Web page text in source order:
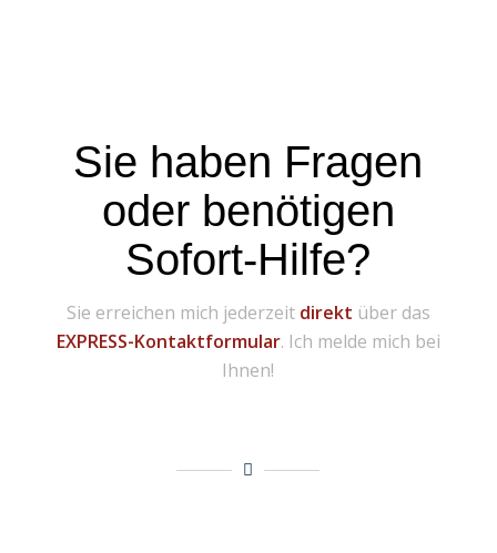
Sie haben Fragen
oder benötigen
Sofort-Hilfe?
Sie erreichen mich jederzeit direkt über das
EXPRESS-Kontaktformular. Ich melde mich bei
Ihnen!